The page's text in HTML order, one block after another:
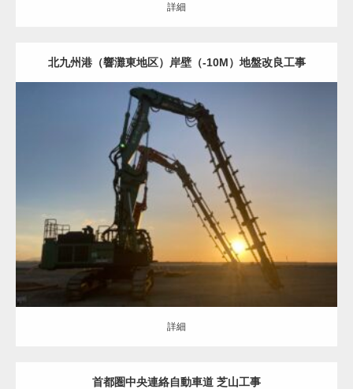
詳細
北九州港（響灘東地区）岸壁（-10M）地盤改良工事
地盤改良（ALL） 重機の作業地盤の改良
詳細
首都圏中央連絡自動車道 芝山工事